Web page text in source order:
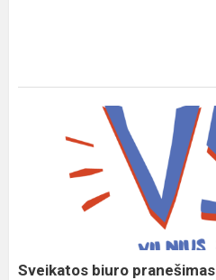
Sveikatos biuro pranešimas